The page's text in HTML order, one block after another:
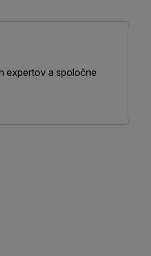
expertov a spoločne